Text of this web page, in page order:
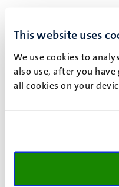
This website uses
We use cookies to
also use, after you
all cookies on your